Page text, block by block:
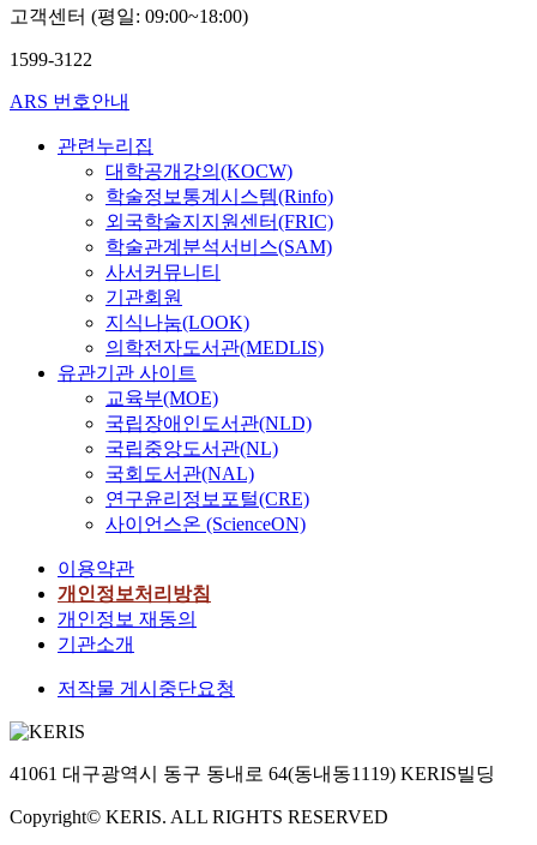
고객센터 (평일: 09:00~18:00)
1599-3122
ARS 번호안내
관련누리집
대학공개강의(KOCW)
학술정보통계시스템(Rinfo)
외국학술지지원센터(FRIC)
학술관계분석서비스(SAM)
사서커뮤니티
기관회원
지식나눔(LOOK)
의학전자도서관(MEDLIS)
유관기관 사이트
교육부(MOE)
국립장애인도서관(NLD)
국립중앙도서관(NL)
국회도서관(NAL)
연구윤리정보포털(CRE)
사이언스온 (ScienceON)
이용약관
개인정보처리방침
개인정보 재동의
기관소개
저작물 게시중단요청
41061 대구광역시 동구 동내로 64(동내동1119) KERIS빌딩
Copyright© KERIS. ALL RIGHTS RESERVED